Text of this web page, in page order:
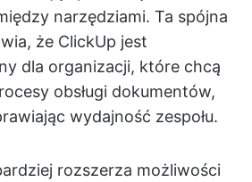
narzędziami. Ta spójna
że ClickUp jest
dla organizacji, które chcą
obsługi dokumentów,
wydajność zespołu.
rozszerza możliwości